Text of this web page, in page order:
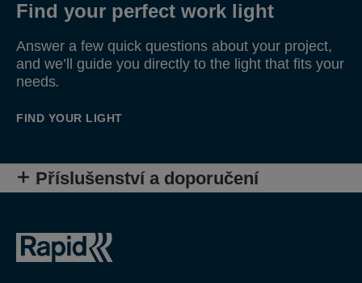
Find your perfect work light
Answer a few quick questions about your project,
and we’ll guide you directly to the light that fits your
needs.
FIND YOUR LIGHT
Příslušenství a doporučení